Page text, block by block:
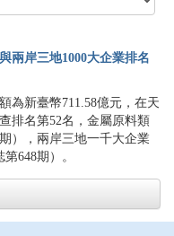
兩岸三地1000大企業排名
為新臺幣711.58億元，在天
排名第52名，金屬原料類
），兩岸三地一千大企業
648期）。